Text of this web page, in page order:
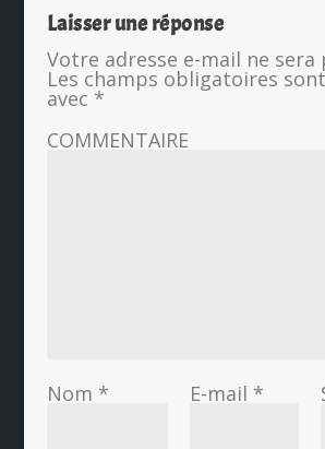
Laisser une réponse
Votre adresse e-mail ne sera
Les champs obligatoires
avec *
COMMENTAIRE
Nom * E-mail *